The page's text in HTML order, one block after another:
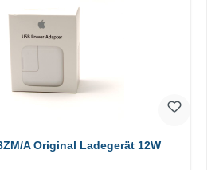
A Original Ladegerät 12W